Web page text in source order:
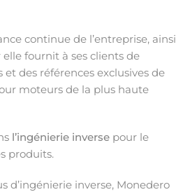
continue de l’entreprise, ainsi
fournit à ses clients de
des références exclusives de
moteurs de la plus haute
l’ingénierie inverse pour le
produits.
d’ingénierie inverse, Monedero